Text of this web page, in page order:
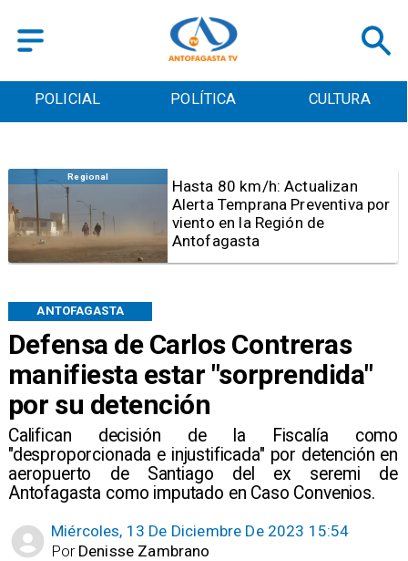
POLICIAL POLÍTICA CULTURA
Defensa de Carlos Contreras
manifiesta estar "sorprendida"
por su detención
Califican decisión de la Fiscalía como
"desproporcionada e injustificada" por detención en
aeropuerto de Santiago del ex seremi de
Antofagasta como imputado en Caso Convenios.
ANTOFAGASTA
Miércoles, 13 De Diciembre De 2023 15:54
Denisse Zambrano
Por
Antofagasta
Detienen a sujeto por iniciar
quema para sacar cables
eléctricos en el sector norte de
Antofagasta